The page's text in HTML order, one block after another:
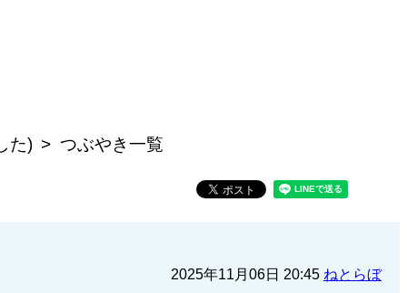
た) つぶやき一覧
2025年11月06日 20:45 ねとらぼ